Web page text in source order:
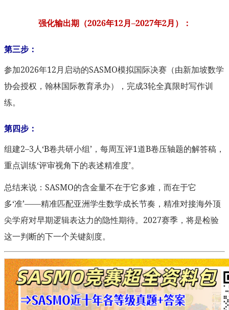
强化输出期（2026年12月–2027年2月）：
第三步：
参加2026年12月启动的SASMO模拟国际决赛（由新加坡数学
协会授权，翰林国际教育承办），完成3轮全真限时写作训
练。
第四步：
组建2–3人‘B卷共研小组’，每周互评1道B卷压轴题的解答稿，
重点训练‘评审视角下的表述精准度’。
总结来说：SASMO的含金量不在于它多难，而在于它
多‘准’——精准匹配亚洲学生数学成长节奏，精准对接海外顶
尖学府对早期逻辑表达力的隐性期待。2027赛季，将是检验
这一判断的下一个关键刻度。